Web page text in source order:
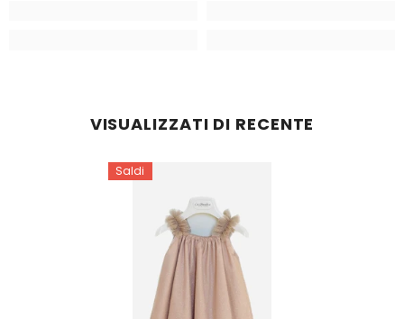
VISUALIZZATI DI RECENTE
Saldi